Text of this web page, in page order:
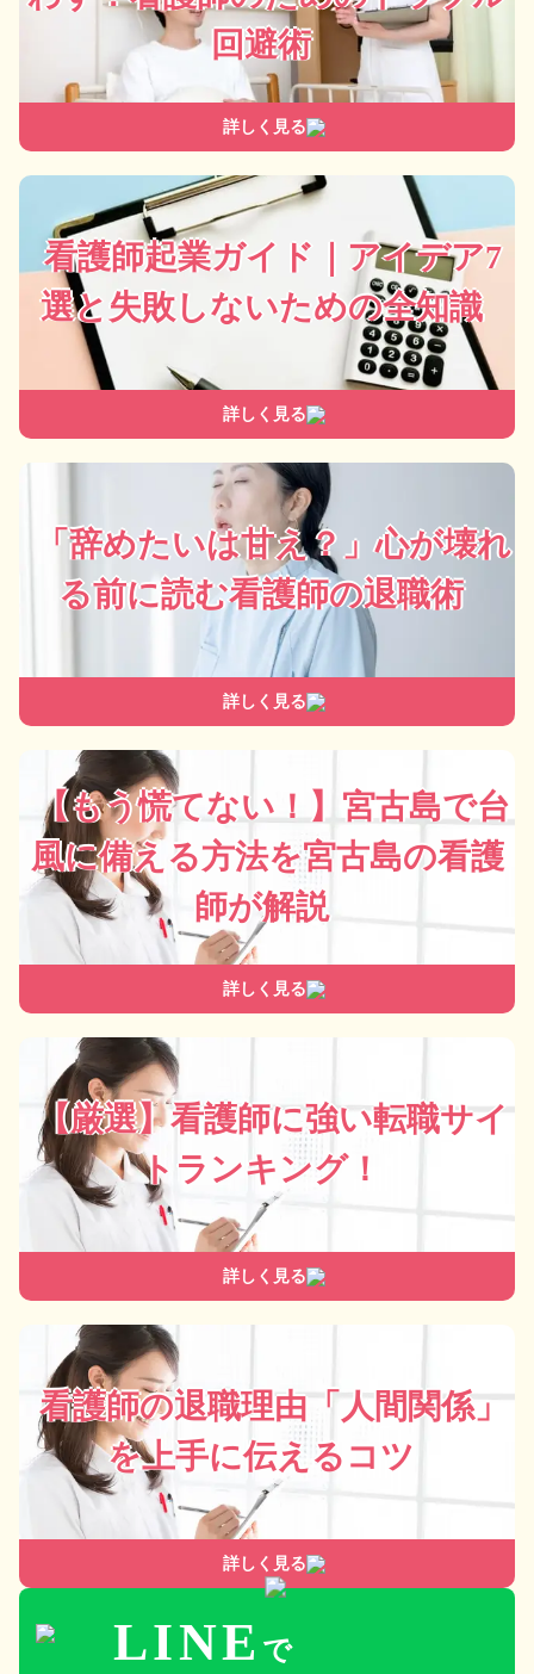
回避術
詳しく見る
看護師起業ガイド｜アイデア7
選と失敗しないための全知識
詳しく見る
「辞めたいは甘え？」心が壊れ
る前に読む看護師の退職術
詳しく見る
【もう慌てない！】宮古島で台
風に備える方法を宮古島の看護
師が解説
詳しく見る
【厳選】看護師に強い転職サイ
トランキング！
詳しく見る
看護師の退職理由「人間関係」
を上手に伝えるコツ
詳しく見る
LINE で